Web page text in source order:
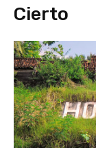
Cierto